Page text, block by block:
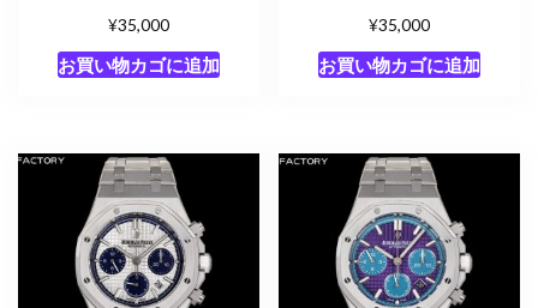
¥35,000
お買い物カゴに追加
¥35,000
お買い物カゴに追加